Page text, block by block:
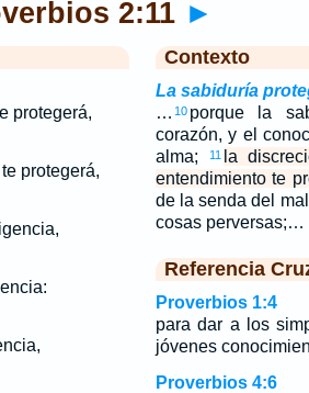
2:11 ►
protegerá,
protegerá,
Contexto
La sabiduría
… 10 porque la
corazón, y el
alma;
11
la
entendimiento te
de la senda del
cosas perversas;…
Referencia
Proverbios 1:4
para dar a los
jóvenes
Proverbios 4:6